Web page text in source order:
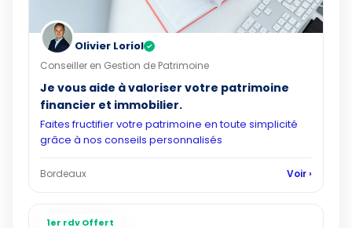
Olivier Loriol ✓
Conseiller en Gestion de Patrimoine
Je vous aide à valoriser votre patrimoine
financier et immobilier.
Faites fructifier votre patrimoine en toute simplicité
grâce à nos conseils personnalisés
Bordeaux Voir ›
1er rdv Offert